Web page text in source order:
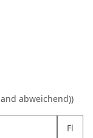
abweichend))
Fl